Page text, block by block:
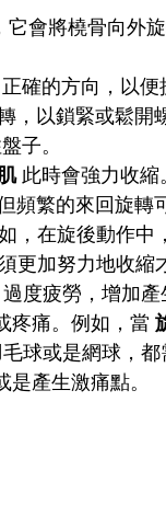
會將橈骨向外
確的方向，以便
，以鎖緊或鬆開
子。
此時會強力收縮
頻繁的來回旋轉
，在旋後動作中，
更加努力地收縮
度疲勞，增加產
疼痛。例如，當
球或是網球，
產生激痛點。